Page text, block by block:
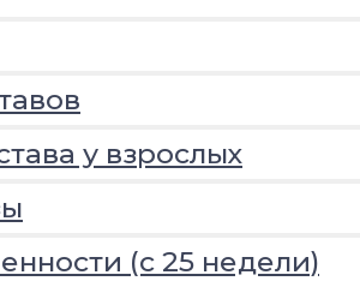
у взрослых
(с 25 недели)